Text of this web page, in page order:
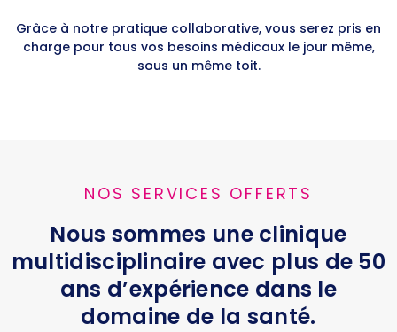
Grâce à notre pratique collaborative, vous serez pris en
charge pour tous vos besoins médicaux le jour même,
sous un même toit.
NOS SERVICES OFFERTS
Nous sommes une clinique
multidisciplinaire avec plus de 50
ans d’expérience dans le
domaine de la santé.